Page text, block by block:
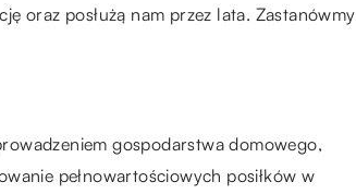
oraz posłużą nam przez lata. Zastanówmy
gospodarstwa domowego,
pełnowartościowych posiłków w